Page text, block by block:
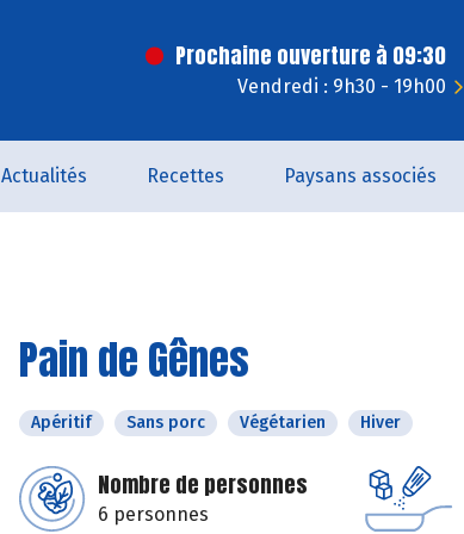
Prochaine ouverture à 09:30
Vendredi : 9h30 - 19h00
Actualités Recettes Paysans associés
Pain de Gênes
Apéritif Sans porc Végétarien Hiver
Nombre de personnes
6 personnes